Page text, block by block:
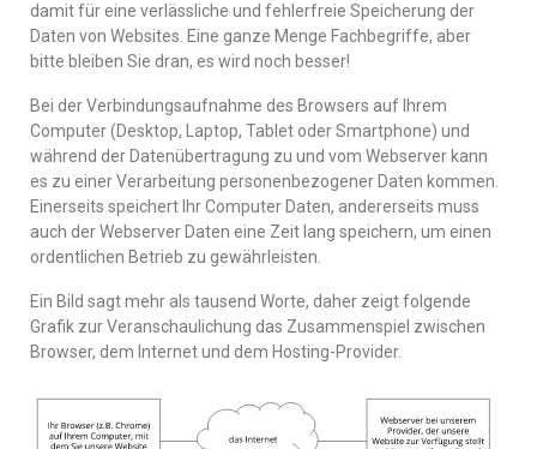
damit für eine verlässliche und fehlerfreie Speicherung der
Daten von Websites. Eine ganze Menge Fachbegriffe, aber
bitte bleiben Sie dran, es wird noch besser!
Bei der Verbindungsaufnahme des Browsers auf Ihrem
Computer (Desktop, Laptop, Tablet oder Smartphone) und
während der Datenübertragung zu und vom Webserver kann
es zu einer Verarbeitung personenbezogener Daten kommen.
Einerseits speichert Ihr Computer Daten, andererseits muss
auch der Webserver Daten eine Zeit lang speichern, um einen
ordentlichen Betrieb zu gewährleisten.
Ein Bild sagt mehr als tausend Worte, daher zeigt folgende
Grafik zur Veranschaulichung das Zusammenspiel zwischen
Browser, dem Internet und dem Hosting-Provider.